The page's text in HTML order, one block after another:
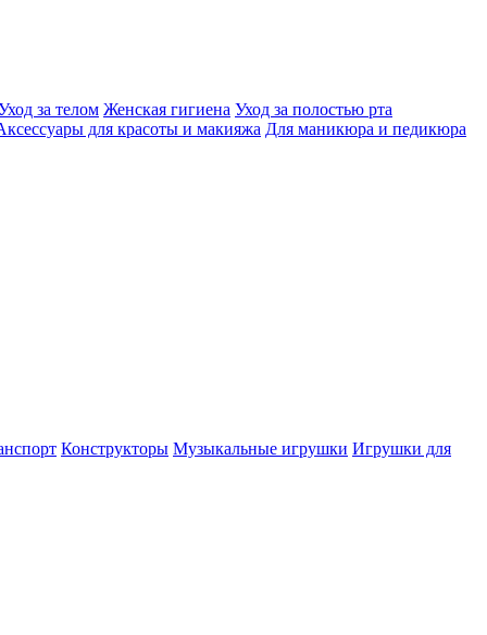
за телом Женская гигиена Уход за полостью рта
для красоты и макияжа Для маникюра и педикюра
Конструкторы Музыкальные игрушки Игрушки для